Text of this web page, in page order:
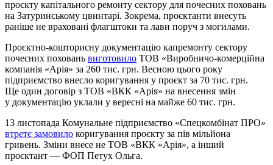
проєкту капітального ремонту сектору для почесних поховань
на Затуринському цвинтарі. Зокрема, проєктанти внесуть
раніше не враховані флагштоки та лави поруч з могилами.
Проєктно-кошторисну документацію капремонту сектору
почесних поховань виготовило ТОВ «Виробничо-комерційна
компанія «Арія» за 260 тис. грн. Весною цього року
підприємство внесло коригування у проєкт за 70 тис. грн.
Ще один договір з ТОВ «ВКК «Арія» на внесення змін
у документацію уклали у вересні на майже 60 тис. грн.
13 листопада Комунальне підприємство «Спецкомбінат ПРО»
втретє замовило коригування проєкту за пів мільйона
гривень. Зміни внесе не ТОВ «ВКК «Арія», а інший
проєктант — ФОП Петух Ольга.